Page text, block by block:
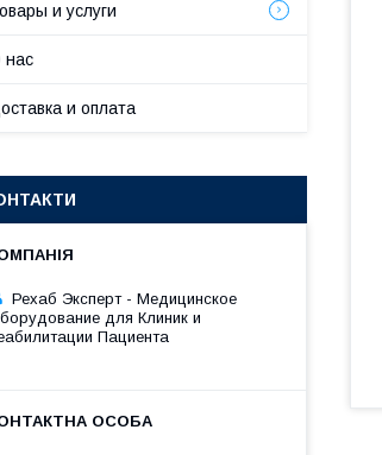
и услуги
нас
и оплата
Рехаб Эксперт - Медицинское
для Клиник и
Пациента